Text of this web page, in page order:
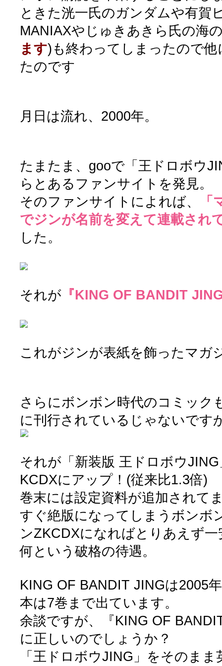
ときた洸一氏のガンダムや有賀
MANIAXやじゅきあきら氏の海
ます)も終わってしまったので
たのです
月日は流れ、2000年。
たまたま、gooで「王ドロボウ
らとあるファンサイトを発見。
そのファンサイトによれば、
でジンが名前を変えて連載され
した。
それが 『KING OF BANDIT
これがジンが表紙を飾ったマガ
さらにボンボン時代のコミック
に刊行されているじゃないです
それが「新装版 王ドロボウ
KCDXにアップ！(従来比1.3倍)
巻末には設定資料が追加されて
すぐ絶版になってしまうボンボ
ンZKCDXになればとりあえず一
何という破格の待遇。
KING OF BANDIT JINGは2005
本は7巻まで出ています。
余談ですが、『KING OF
に正しいのでしょうか？
「王ドロボウJING」をそのま